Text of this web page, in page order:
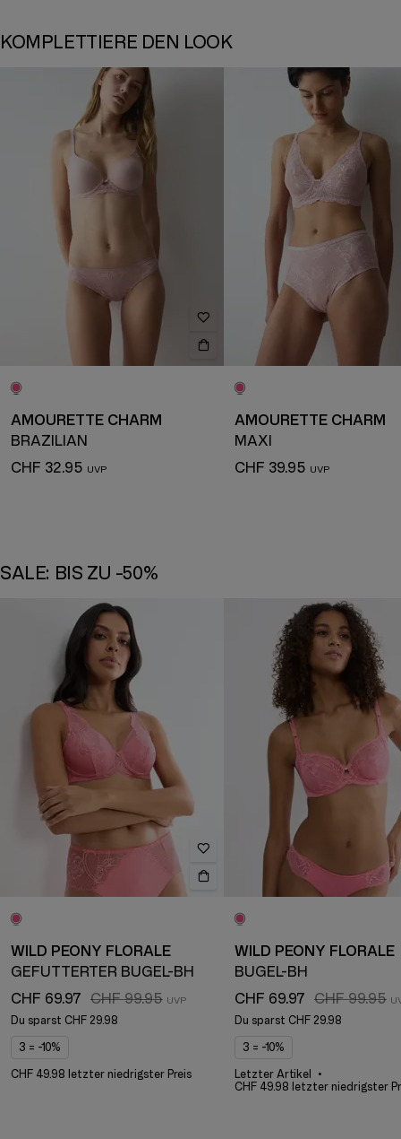
KOMPLETTIERE DEN LOOK
AMOURETTE CHARM
BRAZILIAN
CHF 32.95
AMOURETTE CHARM
MAXI
CHF 39.95
SALE: BIS ZU -50%
WILD PEONY FLORALE
GEFÜTTERTER BÜGEL-BH
CHF 69.97
CHF 99.95
Du sparst CHF 29.98
3 = -10%
CHF 49.98 letzter niedrigster Preis
WILD PEONY FLORALE
BÜGEL-BH
CHF 69.97
CHF 99.95
Du sparst CHF 29.98
3 = -10%
Letzter Artikel
CHF 49.98 letzter niedrigster